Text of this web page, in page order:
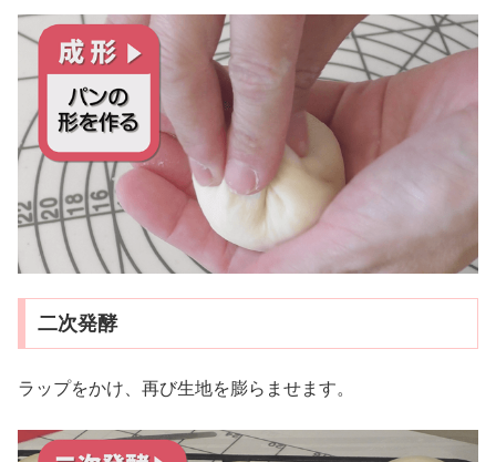
二次発酵
ラップをかけ、再び生地を膨らませます。